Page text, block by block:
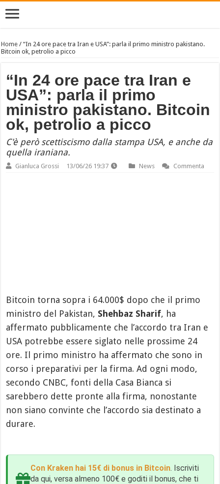
Home /“In 24 ore pace tra Iran e USA”: parla il primo ministro pakistano.
Bitcoin ok, petrolio a picco
“In 24 ore pace tra Iran e
USA”: parla il primo
ministro pakistano. Bitcoin
ok, petrolio a picco
C'è però scettiscismo dalla stampa USA, e anche da
quella iraniana.
Gianluca Grossi 13/06/26 19:37 News Commenta
Bitcoin torna sopra i 64.000$ dopo che il primo
ministro del Pakistan, Shehbaz Sharif, ha
affermato pubblicamente che l’accordo tra Iran e
USA potrebbe essere siglato nelle prossime 24
ore. Il primo ministro ha affermato che sono in
corso i preparativi per la firma. Ad ogni modo,
secondo CNBC, fonti della Casa Bianca si
sarebbero dette pronte alla firma, nonostante
non siano convinte che l’accordo sia destinato a
durare.
Con Kraken hai 15€ di bonus in Bitcoin. Iscriviti
da qui, versa almeno 100€ e goditi il bonus, che ti